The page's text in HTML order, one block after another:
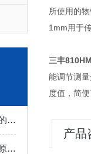
显微维氏硬度计：从原理到实践的全面解析
探索三丰显微维氏硬度计的工作原理与应用领域
所使用的
1mm用于
三丰
能调节测
度值，简
产品